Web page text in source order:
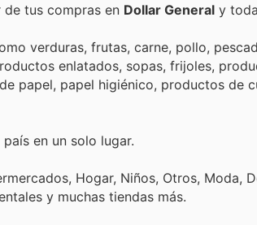
tus compras en Dollar General y
verduras, frutas, carne, pollo,
enlatados, sopas, frijoles,
papel, papel higiénico, productos de
en un solo lugar.
Hogar, Niños, Otros, Moda,
y muchas tiendas más.